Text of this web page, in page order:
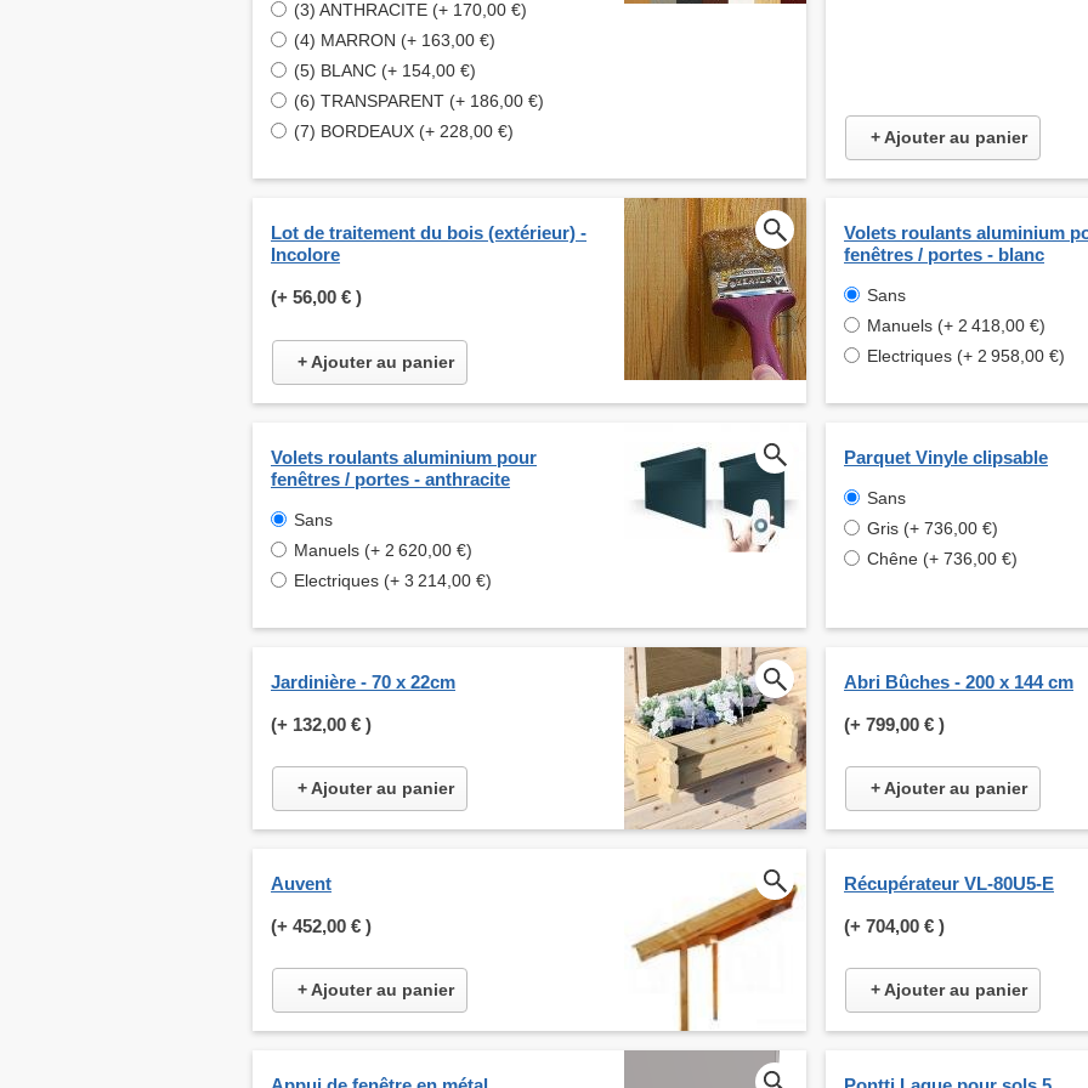
(3) ANTHRACITE (+ 170,00 €)
(4) MARRON (+ 163,00 €)
(5) BLANC (+ 154,00 €)
(6) TRANSPARENT (+ 186,00 €)
(7) BORDEAUX (+ 228,00 €)
+ Ajouter au panier
Lot de traitement du bois (extérieur) -
Incolore
(+ 56,00 € )
+ Ajouter au panier
Volets roulants aluminium
fenêtres / portes - blanc
Sans
Manuels (+ 2 418,00 €)
Electriques (+ 2 958,00 €)
Volets roulants aluminium pour
fenêtres / portes - anthracite
Sans
Manuels (+ 2 620,00 €)
Electriques (+ 3 214,00 €)
Parquet Vinyle clipsable
Sans
Gris (+ 736,00 €)
Chêne (+ 736,00 €)
Jardinière - 70 x 22cm
(+ 132,00 € )
+ Ajouter au panier
Abri Bûches - 200 x 144 cm
(+ 799,00 € )
+ Ajouter au panier
Auvent
(+ 452,00 € )
+ Ajouter au panier
Récupérateur VL-80U5-E
(+ 704,00 € )
+ Ajouter au panier